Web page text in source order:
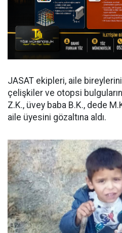
JASAT ekipleri, aile
çelişkiler ve otopsi
Z.K., üvey baba B.K., dede
aile üyesini gözaltına aldı.